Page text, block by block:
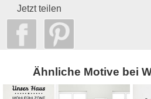
Jetzt teilen
Ähnliche Motive bei